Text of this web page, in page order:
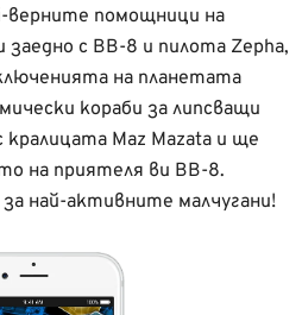
помощници на
с BB-8 и пилота Zepha,
на планетата
кораби за липсващи
Maz Mazata и ще
на приятеля ви BB-8.
най-активните малчугани!